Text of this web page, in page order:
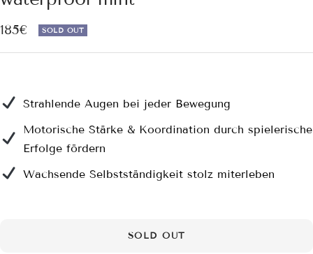
Sale
price
185€ SOLD OUT
Strahlende Augen bei jeder Bewegung
Motorische Stärke & Koordination durch spielerische
Erfolge fördern
Wachsende Selbstständigkeit stolz miterleben
SOLD OUT